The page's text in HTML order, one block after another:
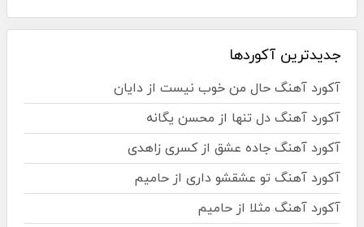
جدیدترین آکوردها
آکورد آهنگ حال من خوب نیست از دایان
آکورد آهنگ دل تنها از محسن یگانه
آکورد آهنگ جاده عشق از کسری زاهدی
آکورد آهنگ تو عشقشو داری از حامیم
آکورد آهنگ مثلا از حامیم